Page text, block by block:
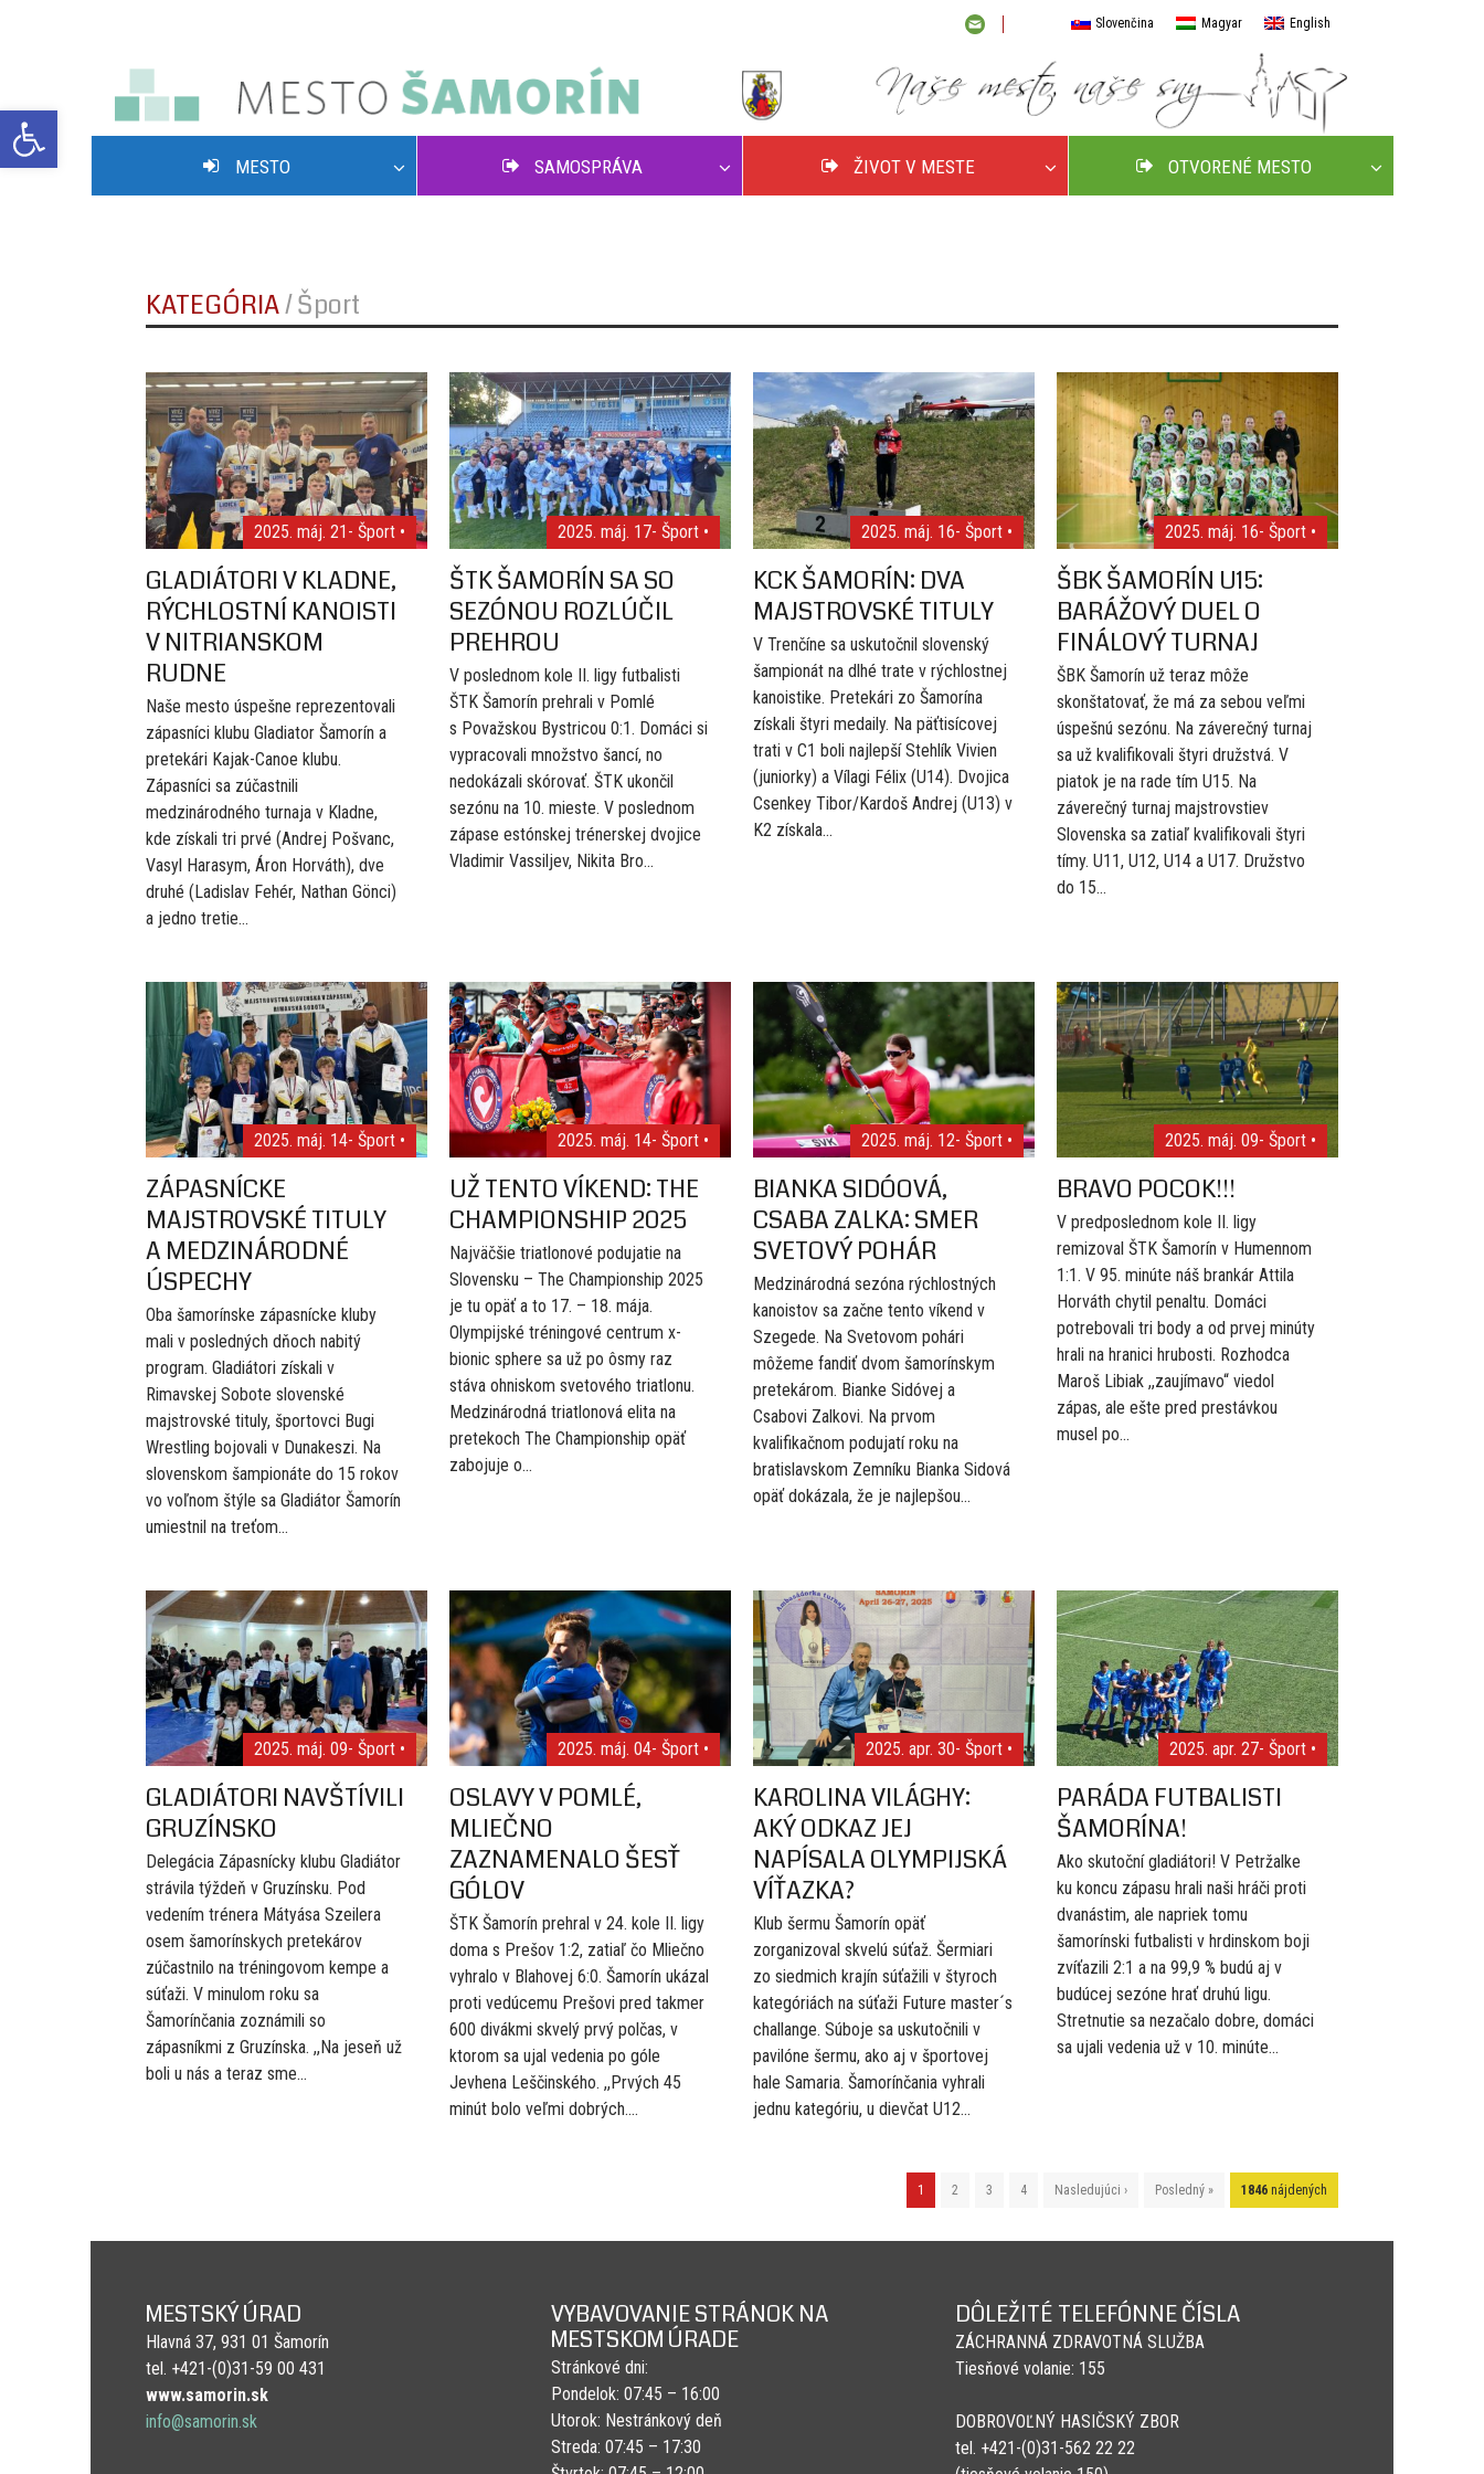
Open toolbar
Slovenčina Magyar English
MESTO SAMOSPRÁVA ŽIVOT V MESTE OTVORENÉ MESTO
KATEGÓRIA/Šport
- Šport •
2025. máj. 21
GLADIÁTORI V KLADNE,
RÝCHLOSTNÍ KANOISTI
V NITRIANSKOM
RUDNE
Naše mesto úspešne reprezentovali
zápasníci klubu Gladiator Šamorín a
pretekári Kajak-Canoe klubu.
Zápasníci sa zúčastnili
medzinárodného turnaja v Kladne,
kde získali tri prvé (Andrej Pošvanc,
Vasyl Harasym, Áron Horváth), dve
druhé (Ladislav Fehér, Nathan Gönci)
a jedno tretie...
- Šport •
2025. máj. 17
ŠTK ŠAMORÍN SA SO
SEZÓNOU ROZLÚČIL
PREHROU
V poslednom kole II. ligy futbalisti
ŠTK Šamorín prehrali v Pomlé
s Považskou Bystricou 0:1. Domáci si
vypracovali množstvo šancí, no
nedokázali skórovať. ŠTK ukončil
sezónu na 10. mieste. V poslednom
zápase estónskej trénerskej dvojice
Vladimir Vassiljev, Nikita Bro...
- Šport •
2025. máj. 16
KCK ŠAMORÍN: DVA
MAJSTROVSKÉ TITULY
V Trenčíne sa uskutočnil slovenský
šampionát na dlhé trate v rýchlostnej
kanoistike. Pretekári zo Šamorína
získali štyri medaily. Na päťtisícovej
trati v C1 boli najlepší Stehlík Vivien
(juniorky) a Vílagi Félix (U14). Dvojica
Csenkey Tibor/Kardoš Andrej (U13) v
K2 získala...
- Šport •
2025. máj. 16
ŠBK ŠAMORÍN U15:
BARÁŽOVÝ DUEL O
FINÁLOVÝ TURNAJ
ŠBK Šamorín už teraz môže
skonštatovať, že má za sebou veľmi
úspešnú sezónu. Na záverečný turnaj
sa už kvalifikovali štyri družstvá. V
piatok je na rade tím U15. Na
záverečný turnaj majstrovstiev
Slovenska sa zatiaľ kvalifikovali štyri
tímy. U11, U12, U14 a U17. Družstvo
do 15...
- Šport •
2025. máj. 14
ZÁPASNÍCKE
MAJSTROVSKÉ TITULY
A MEDZINÁRODNÉ
ÚSPECHY
Oba šamorínske zápasnícke kluby
mali v posledných dňoch nabitý
program. Gladiátori získali v
Rimavskej Sobote slovenské
majstrovské tituly, športovci Bugi
Wrestling bojovali v Dunakeszi. Na
slovenskom šampionáte do 15 rokov
vo voľnom štýle sa Gladiátor Šamorín
umiestnil na treťom...
- Šport •
2025. máj. 14
UŽ TENTO VÍKEND: THE
CHAMPIONSHIP 2025
Najväčšie triatlonové podujatie na
Slovensku – The Championship 2025
je tu opäť a to 17. – 18. mája.
Olympijské tréningové centrum x-
bionic sphere sa už po ôsmy raz
stáva ohniskom svetového triatlonu.
Medzinárodná triatlonová elita na
pretekoch The Championship opäť
zabojuje o...
- Šport •
2025. máj. 12
BIANKA SIDÓOVÁ,
CSABA ZALKA: SMER
SVETOVÝ POHÁR
Medzinárodná sezóna rýchlostných
kanoistov sa začne tento víkend v
Szegede. Na Svetovom pohári
môžeme fandiť dvom šamorínskym
pretekárom. Bianke Sidóvej a
Csabovi Zalkovi. Na prvom
kvalifikačnom podujatí roku na
bratislavskom Zemníku Bianka Sidová
opäť dokázala, že je najlepšou...
- Šport •
2025. máj. 09
BRAVO POCOK!!!
V predposlednom kole II. ligy
remizoval ŠTK Šamorín v Humennom
1:1. V 95. minúte náš brankár Attila
Horváth chytil penaltu. Domáci
potrebovali tri body a od prvej minúty
hrali na hranici hrubosti. Rozhodca
Maroš Libiak ,,zaujímavo“ viedol
zápas, ale ešte pred prestávkou
musel po...
- Šport •
2025. máj. 09
GLADIÁTORI NAVŠTÍVILI
GRUZÍNSKO
Delegácia Zápasnícky klubu Gladiátor
strávila týždeň v Gruzínsku. Pod
vedením trénera Mátyása Szeilera
osem šamorínskych pretekárov
zúčastnilo na tréningovom kempe a
súťaži. V minulom roku sa
Šamorínčania zoznámili so
zápasníkmi z Gruzínska. ,,Na jeseň už
boli u nás a teraz sme...
- Šport •
2025. máj. 04
OSLAVY V POMLÉ,
MLIEČNO
ZAZNAMENALO ŠESŤ
GÓLOV
ŠTK Šamorín prehral v 24. kole II. ligy
doma s Prešov 1:2, zatiaľ čo Mliečno
vyhralo v Blahovej 6:0. Šamorín ukázal
proti vedúcemu Prešovi pred takmer
600 divákmi skvelý prvý polčas, v
ktorom sa ujal vedenia po góle
Jevhena Leščinského. ,,Prvých 45
minút bolo veľmi dobrých....
- Šport •
2025. apr. 30
KAROLINA VILÁGHY:
AKÝ ODKAZ JEJ
NAPÍSALA OLYMPIJSKÁ
VÍŤAZKA?
Klub šermu Šamorín opäť
zorganizoval skvelú súťaž. Šermiari
zo siedmich krajín súťažili v štyroch
kategóriách na súťaži Future master´s
challange. Súboje sa uskutočnili v
pavilóne šermu, ako aj v športovej
hale Samaria. Šamorínčania vyhrali
jednu kategóriu, u dievčat U12...
- Šport •
2025. apr. 27
PARÁDA FUTBALISTI
ŠAMORÍNA!
Ako skutoční gladiátori! V Petržalke
ku koncu zápasu hrali naši hráči proti
dvanástim, ale napriek tomu
šamorínski futbalisti v hrdinskom boji
zvíťazili 2:1 a na 99,9 % budú aj v
budúcej sezóne hrať druhú ligu.
Stretnutie sa nezačalo dobre, domáci
sa ujali vedenia už v 10. minúte...
1846 nájdených
1 2 3 4 Nasledujúci › Posledný »
MESTSKÝ ÚRAD
Hlavná 37, 931 01 Šamorín
tel. +421-(0)31-59 00 431
www.samorin.sk
info@samorin.sk
VYBAVOVANIE STRÁNOK NA
MESTSKOM ÚRADE
Stránkové dni:
Pondelok: 07:45 – 16:00
Utorok: Nestránkový deň
Streda: 07:45 – 17:30
DÔLEŽITÉ TELEFÓNNE ČÍSLA
ZÁCHRANNÁ ZDRAVOTNÁ SLUŽBA
Tiesňové volanie: 155
DOBROVOĽNÝ HASIČSKÝ ZBOR
tel. +421-(0)31-562 22 22